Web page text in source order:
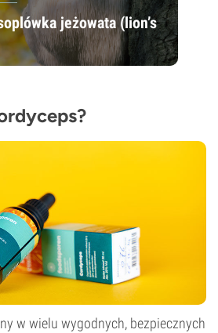
jeżowata (lion’s
w wielu wygodnych, bezpiecznych